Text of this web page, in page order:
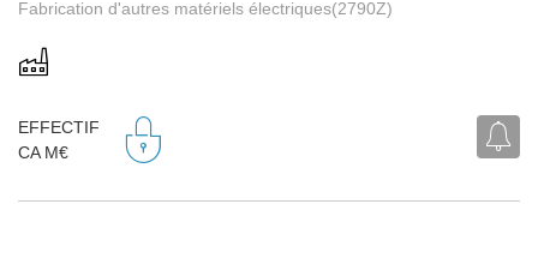
Fabrication d'autres matériels électriques(2790Z)
EFFECTIF
CA M€